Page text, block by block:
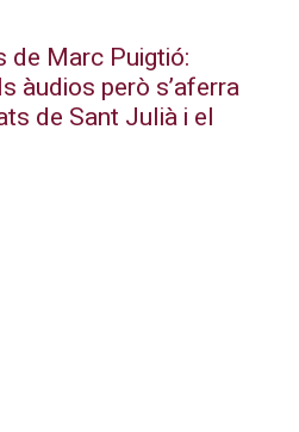
de Marc Puigtió:
àudios però s’aferra
de Sant Julià i el